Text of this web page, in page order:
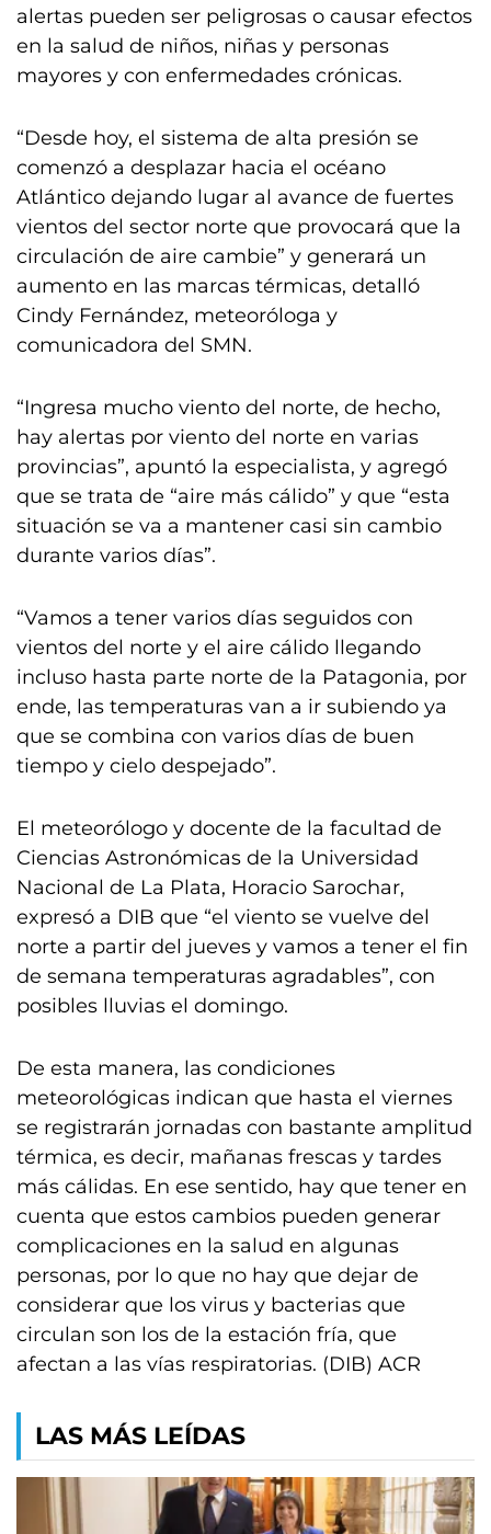
alertas pueden ser peligrosas o causar efectos
en la salud de niños, niñas y personas
mayores y con enfermedades crónicas.
“Desde hoy, el sistema de alta presión se
comenzó a desplazar hacia el océano
Atlántico dejando lugar al avance de fuertes
vientos del sector norte que provocará que la
circulación de aire cambie” y generará un
aumento en las marcas térmicas, detalló
Cindy Fernández, meteoróloga y
comunicadora del SMN.
“Ingresa mucho viento del norte, de hecho,
hay alertas por viento del norte en varias
provincias”, apuntó la especialista, y agregó
que se trata de “aire más cálido” y que “esta
situación se va a mantener casi sin cambio
durante varios días”.
“Vamos a tener varios días seguidos con
vientos del norte y el aire cálido llegando
incluso hasta parte norte de la Patagonia, por
ende, las temperaturas van a ir subiendo ya
que se combina con varios días de buen
tiempo y cielo despejado”.
El meteorólogo y docente de la facultad de
Ciencias Astronómicas de la Universidad
Nacional de La Plata, Horacio Sarochar,
expresó a DIB que “el viento se vuelve del
norte a partir del jueves y vamos a tener el fin
de semana temperaturas agradables”, con
posibles lluvias el domingo.
De esta manera, las condiciones
meteorológicas indican que hasta el viernes
se registrarán jornadas con bastante amplitud
térmica, es decir, mañanas frescas y tardes
más cálidas. En ese sentido, hay que tener en
cuenta que estos cambios pueden generar
complicaciones en la salud en algunas
personas, por lo que no hay que dejar de
considerar que los virus y bacterias que
circulan son los de la estación fría, que
afectan a las vías respiratorias. (DIB) ACR
LAS MÁS LEÍDAS